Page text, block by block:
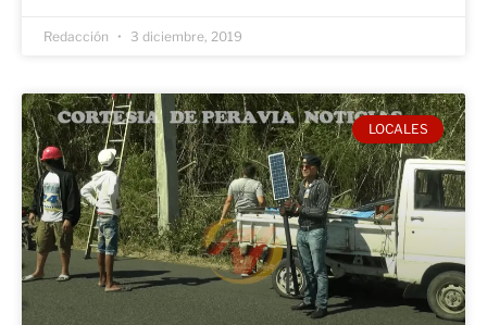
Redacción 3 diciembre, 2019
LOCALES